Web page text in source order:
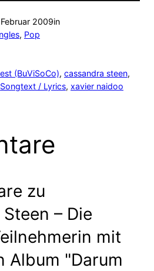
2009in
, Pop
(BuViSoCo), cassandra steen
Songtext / Lyrics, xavier naidoo
zu
– Die
mit
Album "Darum